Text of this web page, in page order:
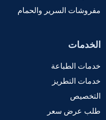
مفروشات السرير والحمام
الخدمات
خدمات الطباعة
خدمات التطريز
التخصيص
طلب عرض سعر